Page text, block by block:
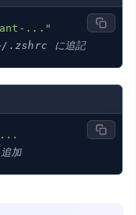
..."
.zshrc に追記
...
加